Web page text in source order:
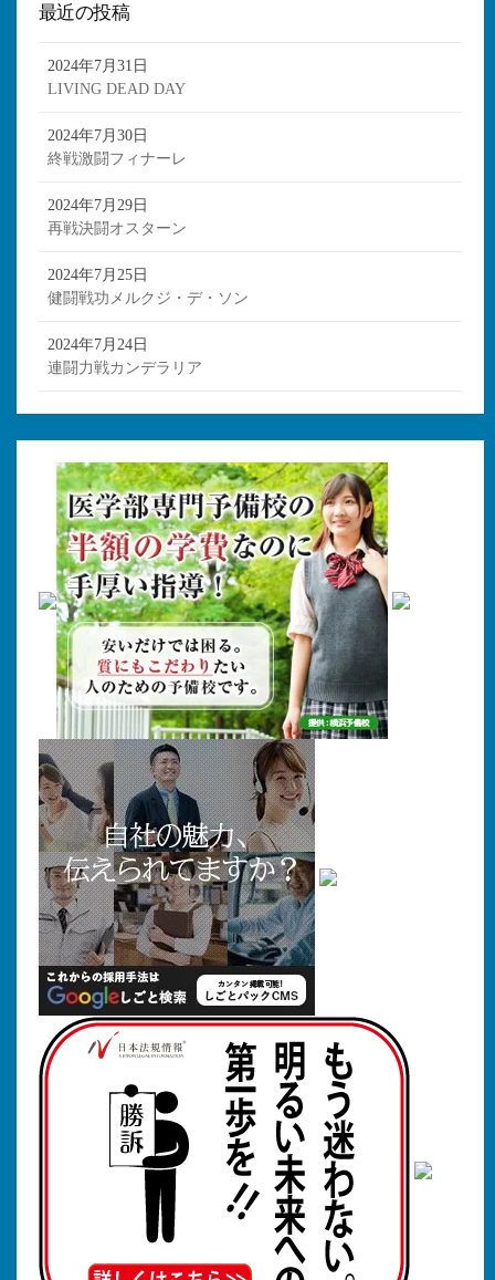
最近の投稿
2024年7月31日
LIVING DEAD DAY
2024年7月30日
終戦激闘フィナーレ
2024年7月29日
再戦決闘オスターン
2024年7月25日
健闘戦功メルクジ・デ・ソン
2024年7月24日
連闘力戦カンデラリア